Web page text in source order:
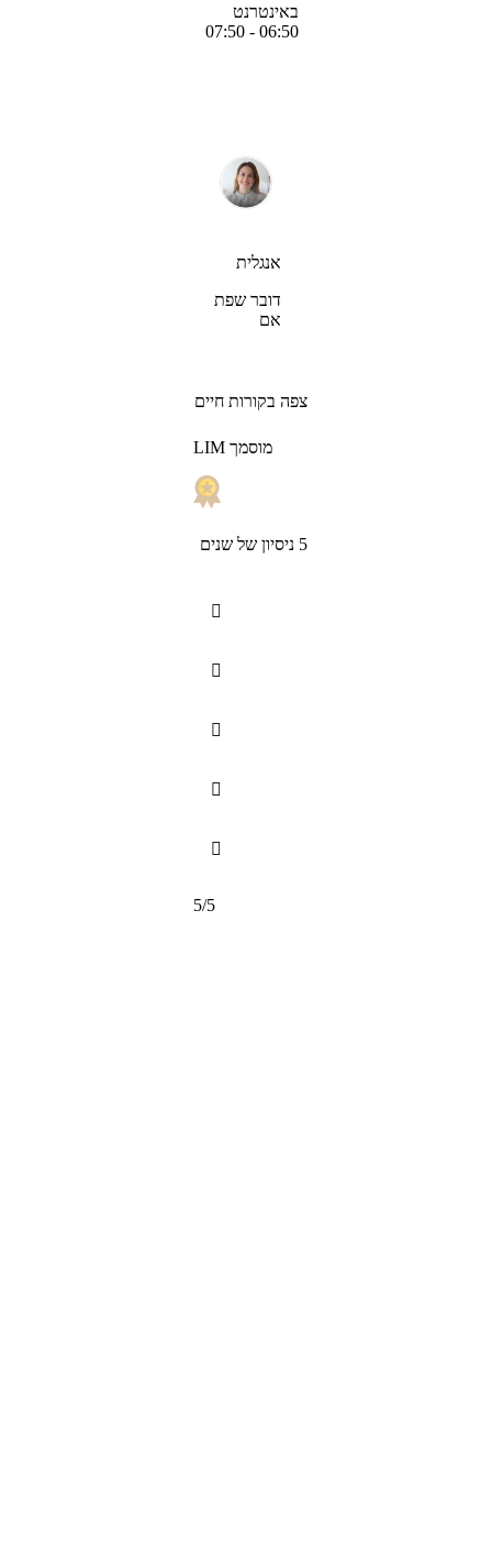
באינטרנט
06:50 - 07:50
אנגלית
דובר שפת
אם
צפה בקורות חיים
LIM מוסמך
5 ניסיון של שנים





5/5